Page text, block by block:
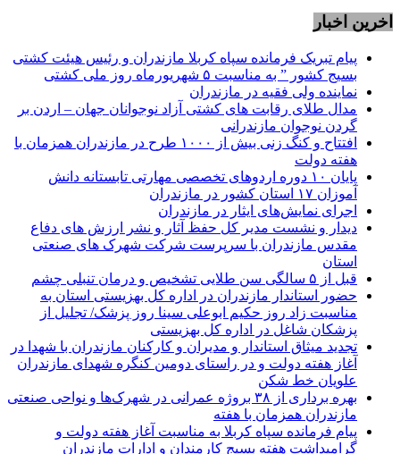
اخرین اخبار
پیام تبریک فرمانده سپاه کربلا مازندران و رئیس هیئت کشتی
بسیج کشور ” به مناسبت ۵ شهریورماه روز ملی کشتی
نماينده ولی فقیه در مازندران
مدال طلای رقابت های کشتی آزاد نوجوانان جهان – اردن بر
گردن نوجوان مازندرانی
افتتاح و کنگ زنی بیش از ۱۰۰۰ طرح در مازندران همزمان با
هفته دولت
پایان ۱۰ دوره اردوهای تخصصی مهارتی تابستانه دانش
آموزان ۱۷ استان کشور در مازندران
اجرای نمایش‌های ایثار در مازندران
دیدار و نشست مدیر کل حفظ آثار و نشر ارزش های دفاع
مقدس مازندران با سرپرست شرکت شهرک های صنعتی
استان
قبل از ۵ سالگی سن طلایی تشخیص و درمان تنبلی چشم
حضور استاندار مازندران در اداره کل بهزیستی استان به
مناسبت زاد روز حکیم ابوعلی سینا روز پزشک/ تجلیل از
پزشکان شاغل در اداره کل بهزیستی
تجدید میثاق استاندار و مدیران و کارکنان مازندران با شهدا در
آغاز هفته دولت و در راستای دومین کنگره شهدای مازندران
علویان خط شکن
بهره برداری از ۳۸ بروژه عمرانی در شهرک‌ها و نواحی صنعتی
مازندران همزمان با هفته
پیام فرمانده سپاه کربلا به مناسبت آغاز هفته دولت و
گرامیداشت هفته بسیج کارمندان و ادارات مازندران